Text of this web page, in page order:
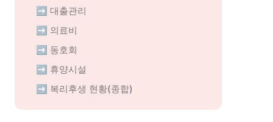
➡️ 대출관리
➡️ 의료비
➡️ 동호회
➡️ 휴양시설
➡️ 복리후생 현황(종합)